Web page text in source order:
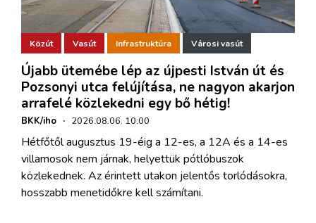
Közút Vasút Infrastruktúra Városi vasút
Újabb ütemébe lép az újpesti István út és
Pozsonyi utca felújítása, ne nagyon akarjon
arrafelé közlekedni egy bő hétig!
BKK/iho · 2026.08.06. 10:00
Hétfőtől augusztus 19-éig a 12-es, a 12A és a 14-es
villamosok nem járnak, helyettük pótlóbuszok
közlekednek. Az érintett utakon jelentős torlódásokra,
hosszabb menetidőkre kell számítani.